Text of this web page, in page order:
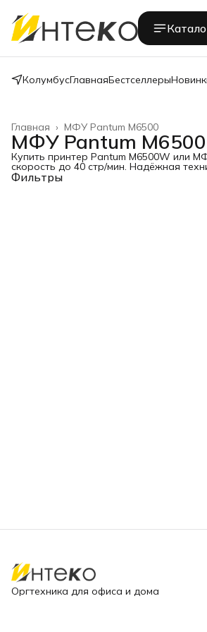
КолумбусГлавнаяБестселлеры
МФУ Pantum M6500
Главная ›
МФУ Pantum M6500
Купить принтер Pantum M6500W или
скорость до 40 стр/мин. Надёжная
Фильтры
Оргтехника для офиса и дома